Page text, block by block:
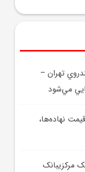
تهران –
مي‌شود
نهاده‌ها،
مرکزيبانک